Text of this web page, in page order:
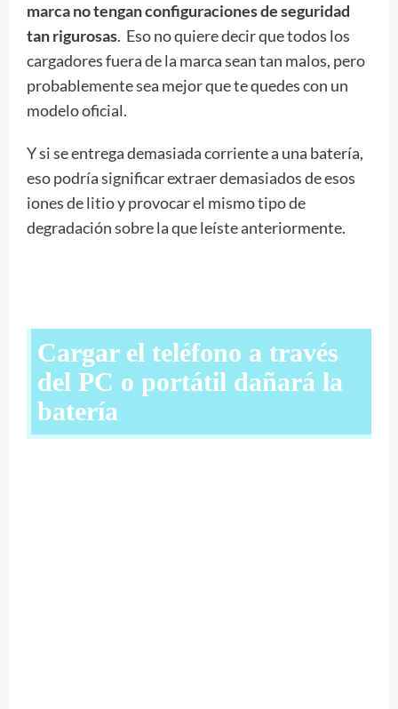
marca no tengan configuraciones de seguridad
tan rigurosas. Eso no quiere decir que todos los
cargadores fuera de la marca sean tan malos, pero
probablemente sea mejor que te quedes con un
modelo oficial.
Y si se entrega demasiada corriente a una batería,
eso podría significar extraer demasiados de esos
iones de litio y provocar el mismo tipo de
degradación sobre la que leíste anteriormente.
Cargar el teléfono a través
del PC o portátil dañará la
batería